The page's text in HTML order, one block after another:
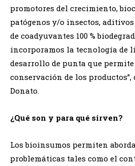
promotores del crecimiento,
patógenos y/o insectos,
de coadyuvantes 100 %
incorporamos la tecnología de
desarrollo de punta que
conservación de los productos”,
Donato.
¿Qué son y para qué sirven?
Los bioinsumos permiten
problemáticas tales como el